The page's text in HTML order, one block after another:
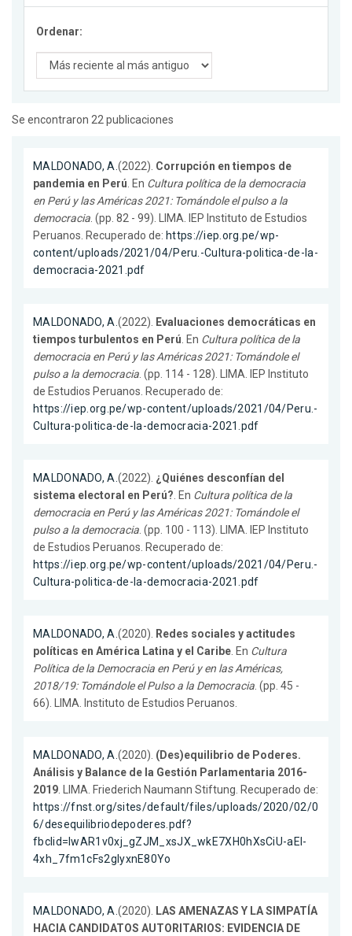
Ordenar:
Se encontraron 22 publicaciones
MALDONADO, A.(2022). Corrupción en tiempos de
pandemia en Perú. En Cultura política de la democracia
en Perú y las Américas 2021: Tomándole el pulso a la
democracia. (pp. 82 - 99). LIMA. IEP Instituto de Estudios
Peruanos. Recuperado de: https://iep.org.pe/wp-
content/uploads/2021/04/Peru.-Cultura-politica-de-la-
democracia-2021.pdf
MALDONADO, A.(2022). Evaluaciones democráticas en
tiempos turbulentos en Perú. En Cultura política de la
democracia en Perú y las Américas 2021: Tomándole el
pulso a la democracia. (pp. 114 - 128). LIMA. IEP Instituto
de Estudios Peruanos. Recuperado de:
https://iep.org.pe/wp-content/uploads/2021/04/Peru.-
Cultura-politica-de-la-democracia-2021.pdf
MALDONADO, A.(2022). ¿Quiénes desconfían del
sistema electoral en Perú?. En Cultura política de la
democracia en Perú y las Américas 2021: Tomándole el
pulso a la democracia. (pp. 100 - 113). LIMA. IEP Instituto
de Estudios Peruanos. Recuperado de:
https://iep.org.pe/wp-content/uploads/2021/04/Peru.-
Cultura-politica-de-la-democracia-2021.pdf
MALDONADO, A.(2020). Redes sociales y actitudes
políticas en América Latina y el Caribe. En Cultura
Política de la Democracia en Perú y en las Américas,
2018/19: Tomándole el Pulso a la Democracia. (pp. 45 -
66). LIMA. Instituto de Estudios Peruanos.
MALDONADO, A.(2020). (Des)equilibrio de Poderes.
Análisis y Balance de la Gestión Parlamentaria 2016-
2019. LIMA. Friederich Naumann Stiftung. Recuperado de:
https://fnst.org/sites/default/files/uploads/2020/02/0
6/desequilibriodepoderes.pdf?
fbclid=IwAR1v0xj_gZJM_xsJX_wkE7XH0hXsCiU-aEI-
4xh_7fm1cFs2gIyxnE80Yo
MALDONADO, A.(2020). LAS AMENAZAS Y LA SIMPATÍA
HACIA CANDIDATOS AUTORITARIOS: EVIDENCIA DE